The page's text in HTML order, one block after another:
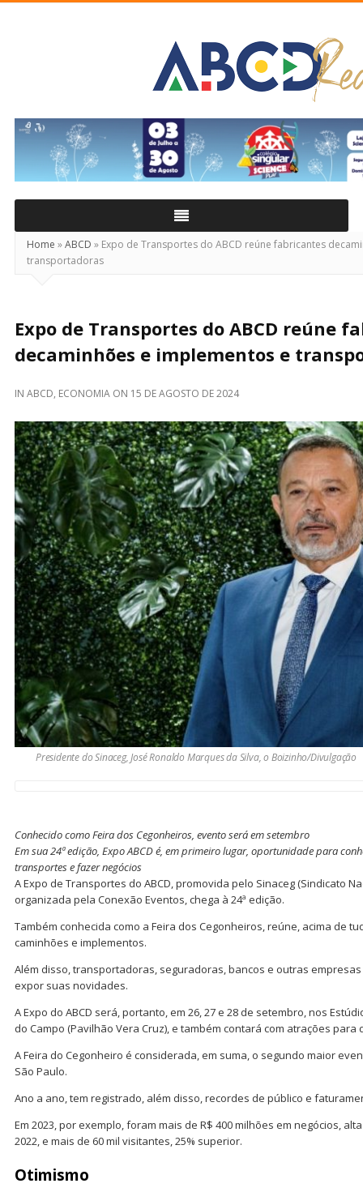
Real
Home »ABCD » Expo de Transportes do ABCD reúne fabricantes
transportadoras
Expo de Transportes do ABCD reúne
decaminhões e implementos e
IN ABCD, ECONOMIA ON 15 DE AGOSTO DE 2024
Presidente do Sinaceg, José Ronaldo Marques da Silva, o Boizinho/Divulgação
Conhecido como Feira dos Cegonheiros, evento será em setembro
Em sua 24ª edição, Expo ABCD é, em primeiro lugar, oportunidade para
transportes e fazer negócios
A Expo de Transportes do ABCD, promovida pelo Sinaceg (Sindicato
organizada pela Conexão Eventos, chega à 24ª edição.
Também conhecida como a Feira dos Cegonheiros, reúne, acima de
caminhões e implementos.
Além disso, transportadoras, seguradoras, bancos e outras
expor suas novidades.
A Expo do ABCD será, portanto, em 26, 27 e 28 de setembro, nos
do Campo (Pavilhão Vera Cruz), e também contará com atrações para
A Feira do Cegonheiro é considerada, em suma, o segundo maior
São Paulo.
Ano a ano, tem registrado, além disso, recordes de público e
Em 2023, por exemplo, foram mais de R$ 400 milhões em negócios,
2022, e mais de 60 mil visitantes, 25% superior.
Otimismo